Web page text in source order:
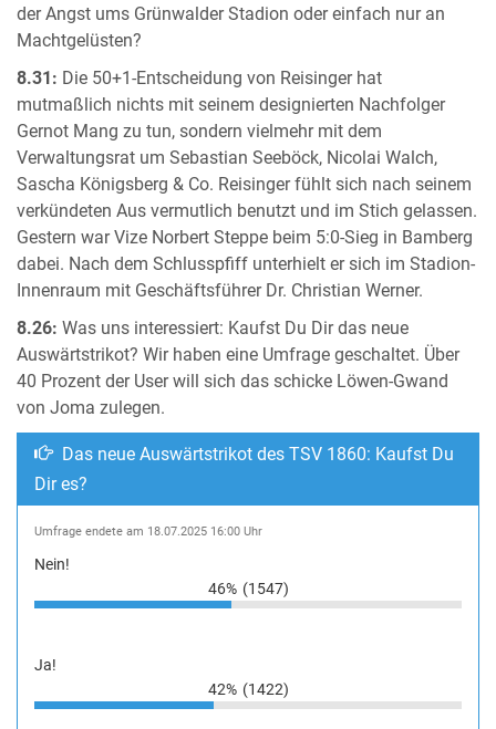
der Angst ums Grünwalder Stadion oder einfach nur an
Machtgelüsten?
8.31: Die 50+1-Entscheidung von Reisinger hat
mutmaßlich nichts mit seinem designierten Nachfolger
Gernot Mang zu tun, sondern vielmehr mit dem
Verwaltungsrat um Sebastian Seeböck, Nicolai Walch,
Sascha Königsberg & Co. Reisinger fühlt sich nach seinem
verkündeten Aus vermutlich benutzt und im Stich gelassen.
Gestern war Vize Norbert Steppe beim 5:0-Sieg in Bamberg
dabei. Nach dem Schlusspfiff unterhielt er sich im Stadion-
Innenraum mit Geschäftsführer Dr. Christian Werner.
8.26: Was uns interessiert: Kaufst Du Dir das neue
Auswärtstrikot? Wir haben eine Umfrage geschaltet. Über
40 Prozent der User will sich das schicke Löwen-Gwand
von Joma zulegen.
Das neue Auswärtstrikot des TSV 1860: Kaufst Du
Dir es?
Umfrage endete am 18.07.2025 16:00 Uhr
Nein!
46% (1547)
Ja!
42% (1422)